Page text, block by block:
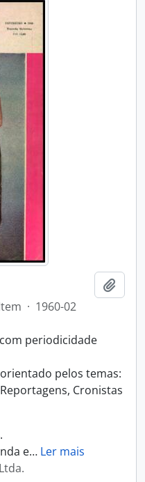
· 1960-02
periodicidade
pelos temas:
Cronistas
e… Ler mais